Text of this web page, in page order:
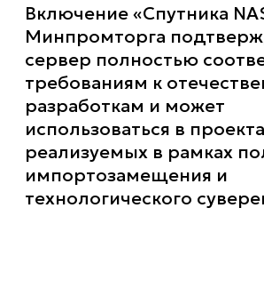
Включение «Спутника
Минпромторга
сервер полностью
требованиям к
разработкам и может
использоваться в
реализуемых в рамках
импортозамещения и
технологического